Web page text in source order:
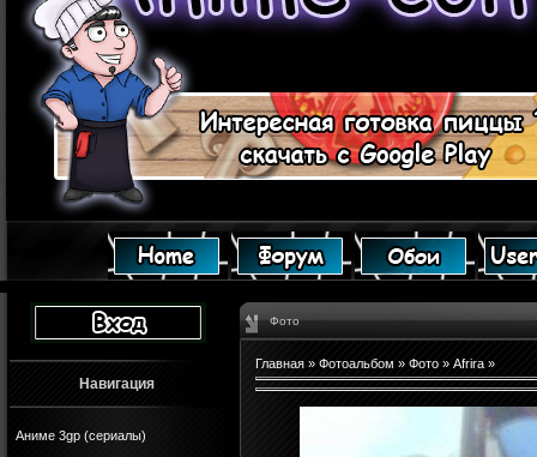
Навигация
Аниме 3gp (сериалы)
Фото
Главная » Фотоальбом » Фото » Afrira »